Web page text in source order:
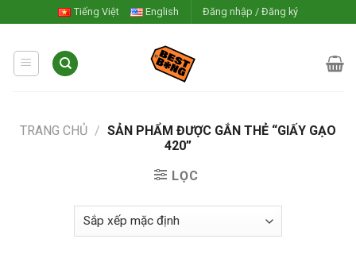
to
content
Tiếng Việt English Đăng nhập / Đăng ký
TRANG CHỦ / SẢN PHẨM ĐƯỢC GẮN THẺ “GIẤY GẠO
420”
LỌC